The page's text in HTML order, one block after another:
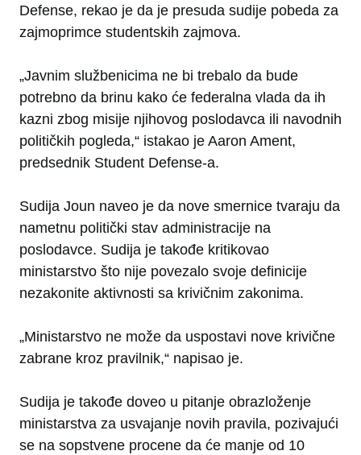
Defense, rekao je da je presuda sudije pobeda za
zajmoprimce studentskih zajmova.
„Javnim službenicima ne bi trebalo da bude
potrebno da brinu kako će federalna vlada da ih
kazni zbog misije njihovog poslodavca ili navodnih
političkih pogleda,“ istakao je Aaron Ament,
predsednik Student Defense-a.
Sudija Joun naveo je da nove smernice tvaraju da
nametnu politički stav administracije na
poslodavce. Sudija je takođe kritikovao
ministarstvo što nije povezalo svoje definicije
nezakonite aktivnosti sa krivičnim zakonima.
„Ministarstvo ne može da uspostavi nove krivične
zabrane kroz pravilnik,“ napisao je.
Sudija je takođe doveo u pitanje obrazloženje
ministarstva za usvajanje novih pravila, pozivajući
se na sopstvene procene da će manje od 10